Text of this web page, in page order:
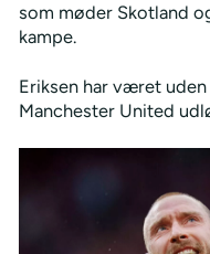
som møder Skotland
kampe.
Eriksen har været
Manchester United